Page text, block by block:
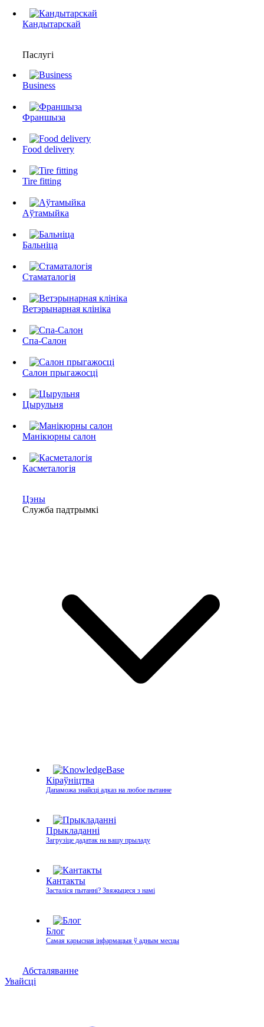
Кандытарскай
Паслугі
Business
Франшыза
Food delivery
Tire fitting
Аўтамыйка
Бальніца
Стаматалогія
Ветэрынарная клініка
Спа-Салон
Салон прыгажосці
Цырульня
Манікюрны салон
Касметалогія
Цэны
Служба падтрымкі
Кіраўніцтва
Дапаможа знайсці адказ на любое пытанне
Прыкладанні
Загрузіце дадатак на вашу прыладу
Кантакты
Засталіся пытанні? Звяжыцеся з намі
Блог
Самая карысная інфармацыя ў адным месцы
Абсталяванне
Увайсці